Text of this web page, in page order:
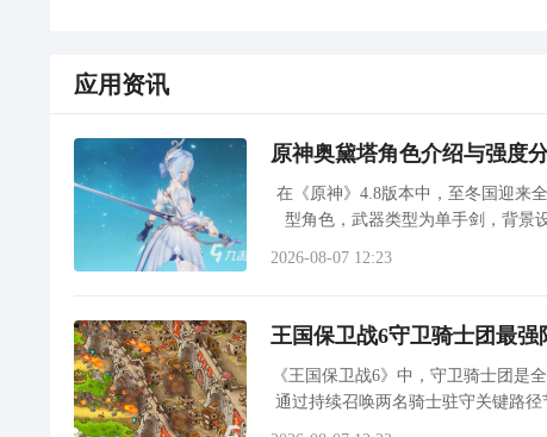
应用资讯
原神奥黛塔角色介绍与强度
在《原神》4.8版本中，至冬国迎来
型角色，武器类型为单手剑，背
2026-08-07 12:23
王国保卫战6守卫骑士团最
《王国保卫战6》中，守卫骑士团
通过持续召唤两名骑士驻守关键路